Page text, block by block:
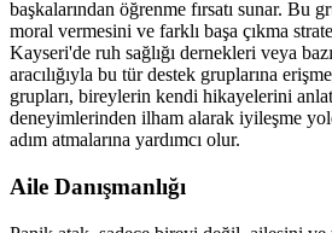
başkalarından öğrenme fırsatı sunar. Bu
moral vermesini ve farklı başa çıkma
Kayseri'de ruh sağlığı dernekleri veya
aracılığıyla bu tür destek gruplarına
grupları, bireylerin kendi hikayelerini
deneyimlerinden ilham alarak iyileşme
adım atmalarına yardımcı olur.
Aile Danışmanlığı